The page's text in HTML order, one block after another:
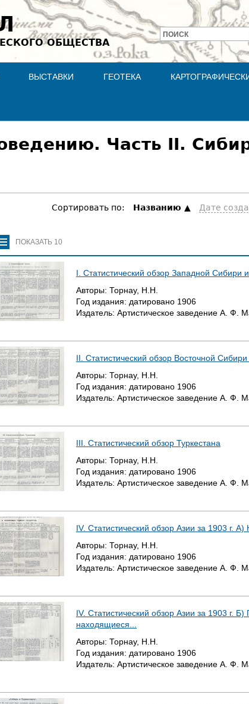
Jump to navigation
ОБЩЕСТВА
Форма
поиска
ПОИСК
ВЫСТАВКИ ГЕОТЕКА
Часть II.
Сортировать по: Hазванию Дате
ПОКАЗАТЬ 10
I. Статистический обзор Западной Сибири
Авторы: Торнау, Н.Н.
Год издания: датировано 1906
Издатель: Артистическое заведение А. Ф.
II. Статистический обзор Восточной Сибири
Авторы: Торнау, Н.Н.
Год издания: датировано 1906
Издатель: Артистическое заведение А. Ф.
III. Статистический обзор Туркестана
Авторы: Торнау, Н.Н.
Год издания: датировано 1906
Издатель: Артистическое заведение А. Ф.
IV. Статистический обзор Азии за 1903 г.
Авторы: Торнау, Н.Н.
Год издания: датировано 1906
Издатель: Артистическое заведение А. Ф.
IV. Статистический обзор Азии за 1903 г. Б)
находящиеся...
Авторы: Торнау, Н.Н.
Год издания: датировано 1906
Издатель: Артистическое заведение А. Ф.